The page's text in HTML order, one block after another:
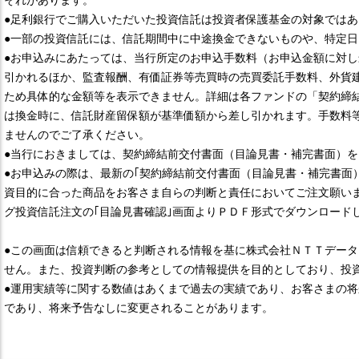
●足利銀行でご購入いただいた投資信託は投資者保護基金の対象では
●一部の投資信託には、信託期間中に中途換金できないものや、特定
●お申込みにあたっては、当行所定のお申込手数料（お申込金額に対
引かれるほか、監査報酬、有価証券等売買時の売買委託手数料、外
ため具体的な金額等を表示できません。詳細は各ファンドの「契約
は換金時に、信託財産留保額が基準価額から差し引かれます。手数
ませんのでご了承ください。
●当行におきましては、契約締結前交付書面（目論見書・補完書面）
●お申込みの際は、最新の｢契約締結前交付書面（目論見書・補完書
資目的に合った商品をお客さま自らの判断と責任においてご注文願
グ投資信託注文の｢目論見書確認｣画面よりＰＤＦ形式でダウンロード
●この画面は信頼できると判断される情報を基に株式会社ＮＴＴデー
せん。また、投資判断の参考としての情報提供を目的としており、投
●運用実績等に関する数値はあくまで過去の実績であり、お客さまの
であり、将来予告なしに変更されることがあります。